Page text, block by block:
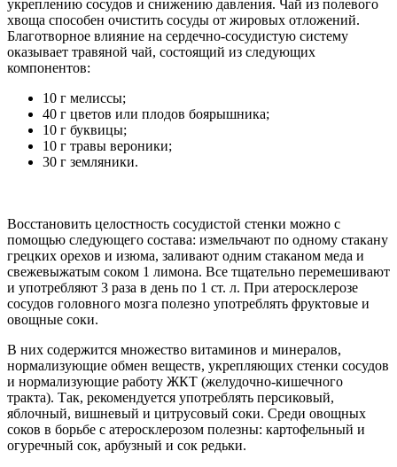
укреплению сосудов и снижению давления. Чай из полевого
хвоща способен очистить сосуды от жировых отложений.
Благотворное влияние на сердечно-сосудистую систему
оказывает травяной чай, состоящий из следующих
компонентов:
10 г мелиссы;
40 г цветов или плодов боярышника;
10 г буквицы;
10 г травы вероники;
30 г земляники.
Восстановить целостность сосудистой стенки можно с
помощью следующего состава: измельчают по одному стакану
грецких орехов и изюма, заливают одним стаканом меда и
свежевыжатым соком 1 лимона. Все тщательно перемешивают
и употребляют 3 раза в день по 1 ст. л. При атеросклерозе
сосудов головного мозга полезно употреблять фруктовые и
овощные соки.
В них содержится множество витаминов и минералов,
нормализующие обмен веществ, укрепляющих стенки сосудов
и нормализующие работу ЖКТ (желудочно-кишечного
тракта). Так, рекомендуется употреблять персиковый,
яблочный, вишневый и цитрусовый соки. Среди овощных
соков в борьбе с атеросклерозом полезны: картофельный и
огуречный сок, арбузный и сок редьки.